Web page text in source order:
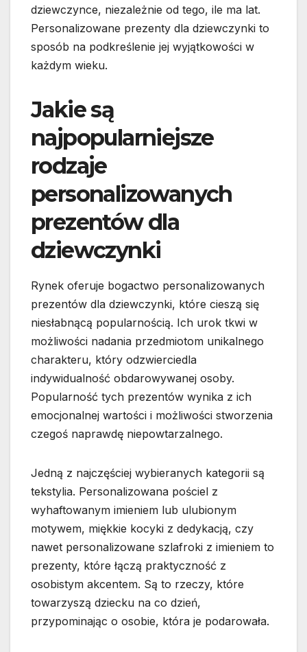
dziewczynce, niezależnie od tego, ile ma lat.
Personalizowane prezenty dla dziewczynki to
sposób na podkreślenie jej wyjątkowości w
każdym wieku.
Jakie są
najpopularniejsze
rodzaje
personalizowanych
prezentów dla
dziewczynki
Rynek oferuje bogactwo personalizowanych
prezentów dla dziewczynki, które cieszą się
niesłabnącą popularnością. Ich urok tkwi w
możliwości nadania przedmiotom unikalnego
charakteru, który odzwierciedla
indywidualność obdarowywanej osoby.
Popularność tych prezentów wynika z ich
emocjonalnej wartości i możliwości stworzenia
czegoś naprawdę niepowtarzalnego.
Jedną z najczęściej wybieranych kategorii są
tekstylia. Personalizowana pościel z
wyhaftowanym imieniem lub ulubionym
motywem, miękkie kocyki z dedykacją, czy
nawet personalizowane szlafroki z imieniem to
prezenty, które łączą praktyczność z
osobistym akcentem. Są to rzeczy, które
towarzyszą dziecku na co dzień,
przypominając o osobie, która je podarowała.